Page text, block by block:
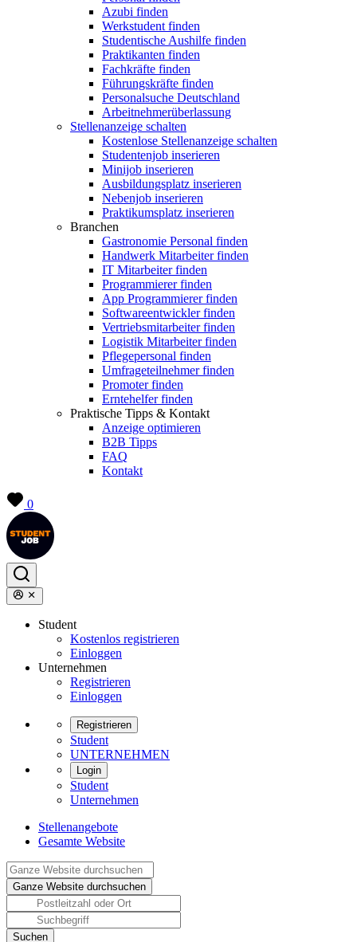
Azubi finden
Werkstudent finden
Studentische Aushilfe finden
Praktikanten finden
Fachkräfte finden
Führungskräfte finden
Personalsuche Deutschland
Arbeitnehmerüberlassung
Stellenanzeige schalten
Kostenlose Stellenanzeige schalten
Studentenjob inserieren
Minijob inserieren
Ausbildungsplatz inserieren
Nebenjob inserieren
Praktikumsplatz inserieren
Branchen
Gastronomie Personal finden
Handwerk Mitarbeiter finden
IT Mitarbeiter finden
Programmierer finden
App Programmierer finden
Softwareentwickler finden
Vertriebsmitarbeiter finden
Logistik Mitarbeiter finden
Pflegepersonal finden
Umfrageteilnehmer finden
Promoter finden
Erntehelfer finden
Praktische Tipps & Kontakt
Anzeige optimieren
B2B Tipps
FAQ
Kontakt
0
Student
Kostenlos registrieren
Einloggen
Unternehmen
Registrieren
Einloggen
Registrieren
Student
UNTERNEHMEN
Login
Student
Unternehmen
Stellenangebote
Gesamte Website